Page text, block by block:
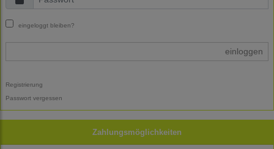
eingeloggt bleiben?
einloggen
Registrierung
Passwort vergessen
Zahlungsmöglichkeiten